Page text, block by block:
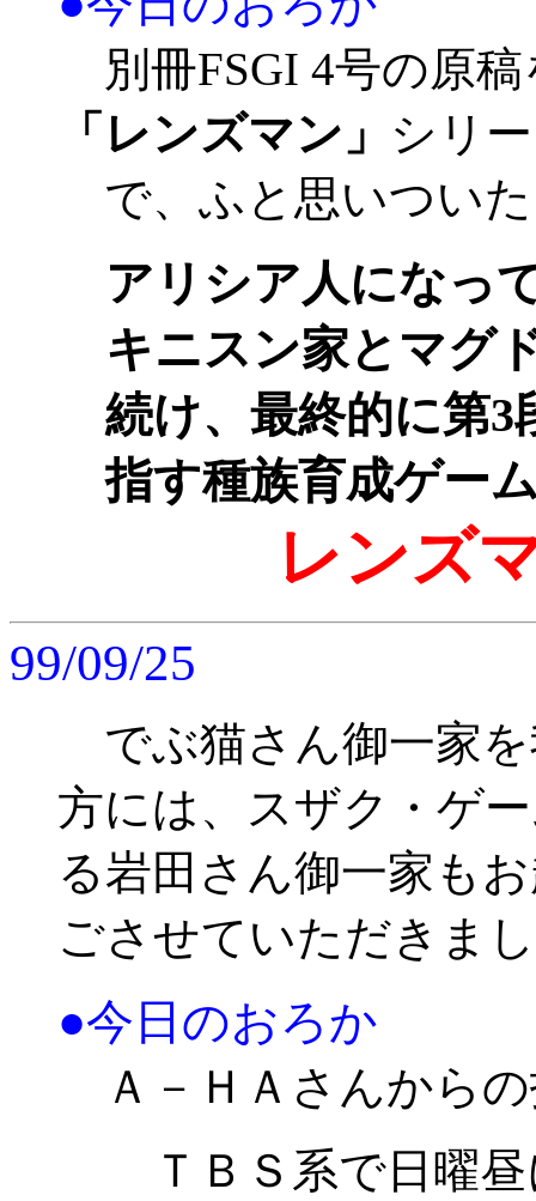
別冊FSGI 4号の原
「レンズマン」 シリ
で、ふと思いつい
アリシア人になっ
キニスン家とマグ
続け、最終的に第
指す種族育成ゲー
レンズ
99/09/25
でぶ猫さん御一家
方には、スザク・ゲ
る岩田さん御一家も
ごさせていただきま
●今日のおろか
Ａ－ＨＡさんから
ＴＢＳ系で日曜